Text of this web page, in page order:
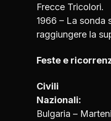
Frecce Tricolori.
1966 – La sonda
raggiungere la
Feste e
Civili
Nazionali:
Bulgaria –